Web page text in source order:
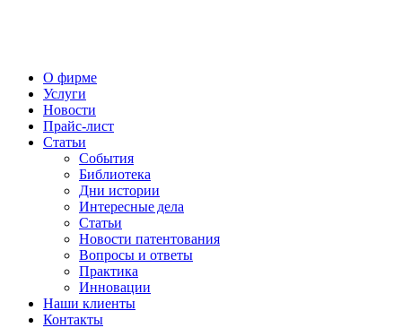
О фирме
Услуги
Новости
Прайс-лист
Статьи
События
Библиотека
Дни истории
Интересные дела
Статьи
Новости патентования
Вопросы и ответы
Практика
Инновации
Наши клиенты
Контакты